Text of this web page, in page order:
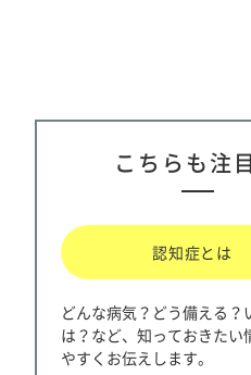
こちらも注
認知症とは
どんな病気？どう備える？
は？など、知っておきたい
やすくお伝えします。